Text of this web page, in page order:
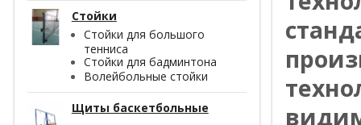
Стойки
Стойки для большого
тенниса
Стойки для бадминтона
Волейбольные стойки
Щиты баскетбольные